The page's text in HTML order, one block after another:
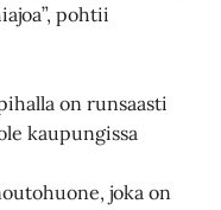
pohtii
on runsaasti
kaupungissa
joka on